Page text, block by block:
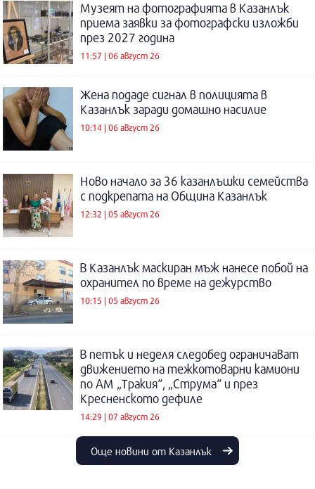
Музеят на фотографията в Казанлък
приема заявки за фотографски изложби
през 2027 година
11:57 | 06 август 26
Жена подаде сигнал в полицията в
Казанлък заради домашно насилие
10:14 | 06 август 26
Ново начало за 36 казанлъшки семейства
с подкрепата на Община Казанлък
12:32 | 05 август 26
В Казанлък маскиран мъж нанесе побой на
охранител по време на дежурство
10:15 | 05 август 26
В петък и неделя следобед ограничават
движението на тежкотоварни камиони
по АМ „Тракия“, „Струма“ и през
Кресненското дефиле
14:29 | 07 август 26
Още новини от Казанлък